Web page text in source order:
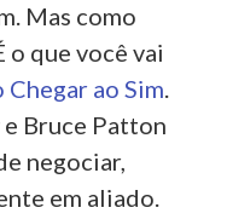
Mas como
o que você vai
Chegar ao Sim.
Bruce Patton
negociar,
em aliado.